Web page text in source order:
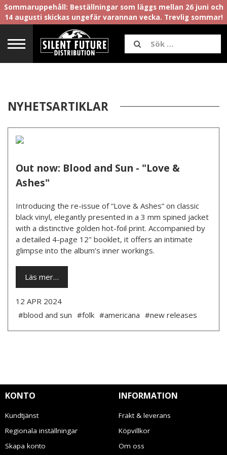
Sommaruppehåll: Beställningar som läggs mellan 26 juni och
14 augusti skickas ungefär varannan vecka. Trevlig sommar!
NYHETSARTIKLAR
Out now: Blood and Sun - "Love &
Ashes"
Introducing the re-issue of “Love & Ashes” on classic
black vinyl, elegantly presented in a 3 mm spined jacket
with a distinctive golden hot-foil print. Accompanied by
a detailed 4-page 12" booklet, it offers an intimate
glimpse into the album’s inner workings.
Läs mer…
12 APR 2024
#blood and sun #folk #americana #new releases
KONTO
Kundtjänst
Regionala inställningar
Skapa konto
INFORMATION
Frakt & leverans
Köpvillkor
Om oss